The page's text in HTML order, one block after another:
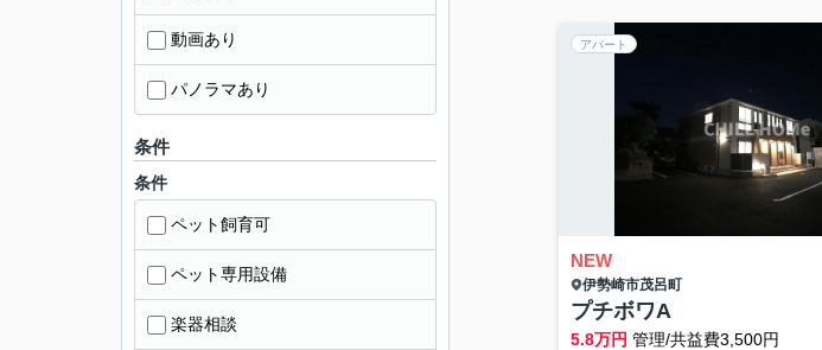
アパート
NEW
伊勢崎市茂呂町
プチボワA
5.8万円 管理/共益費3,500円
動画あり
パノラマあり
条件
条件
ペット飼育可
ペット専用設備
楽器相談